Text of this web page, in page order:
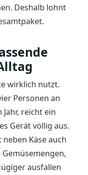
Deshalb lohnt
wirklich nutzt.
Personen an
reicht ein
Gerät völlig aus.
Käse auch
ausfallen